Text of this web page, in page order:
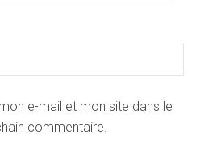
e-mail et mon site dans le
commentaire.